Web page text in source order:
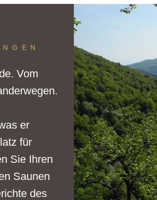
Vom
er
für
Sie Ihren
Saunen
des